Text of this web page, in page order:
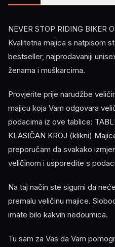
NEVER STOP RIDING BIKER
Kvalitetna majica s natpisom
bestseller, najprodavaniji
ženama i muškarcima.
Provjerite prije narudžbe
majicu koja Vam odgovara
podacima iz ove tablice:
KLASIČAN KROJ (klikni)
preporučam da svakako
veličinom i usporedite s
Na taj način ste sigurni da
premalu veličinu majice.
imate bilo kakvih nedoumica.
Tu sam za Vas da Vam